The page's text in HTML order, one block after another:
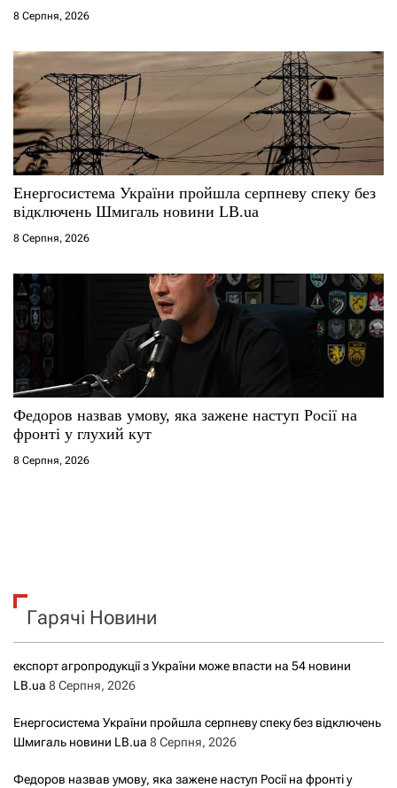
8 Серпня, 2026
Енергосистема України пройшла серпневу спеку без
відключень Шмигаль новини LB.ua
8 Серпня, 2026
Федоров назвав умову, яка зажене наступ Росії на
фронті у глухий кут
8 Серпня, 2026
Гарячі Новини
експорт агропродукції з України може впасти на 54 новини
LB.ua 8 Серпня, 2026
Енергосистема України пройшла серпневу спеку без відключень
Шмигаль новини LB.ua 8 Серпня, 2026
Федоров назвав умову, яка зажене наступ Росії на фронті у